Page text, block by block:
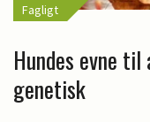
Fagligt
Hundes evne
genetisk